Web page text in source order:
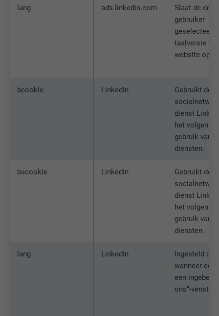
lang ads.linkedin.com
Slaat de
gebruiker
taalversie
website op.
bcookie LinkedIn
Gebruikt
dienst
het volgen
gebruik van
diensten.
bscookie LinkedIn
Gebruikt
dienst
het volgen
gebruik van
diensten.
lang LinkedIn
Ingesteld
wanneer een
een ingebed
ons"-venster